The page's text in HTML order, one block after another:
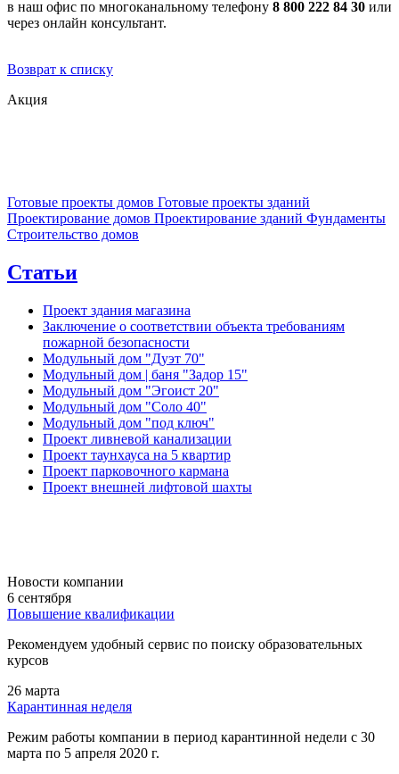
в наш офис по многоканальному телефону 8 800 222 84 30 или
через онлайн консультант.
Возврат к списку
Акция
Готовые проекты домов Готовые проекты зданий
Проектирование домов Проектирование зданий Фундаменты
Строительство домов
Статьи
Проект здания магазина
Заключение о соответствии объекта требованиям
пожарной безопасности
Модульный дом "Дуэт 70"
Модульный дом | баня "Задор 15"
Модульный дом "Эгоист 20"
Модульный дом "Соло 40"
Модульный дом "под ключ"
Проект ливневой канализации
Проект таунхауса на 5 квартир
Проект парковочного кармана
Проект внешней лифтовой шахты
Новости компании
6 сентября
Повышение квалификации
Рекомендуем удобный сервис по поиску образовательных
курсов
26 марта
Карантинная неделя
Режим работы компании в период карантинной недели c 30
марта по 5 апреля 2020 г.